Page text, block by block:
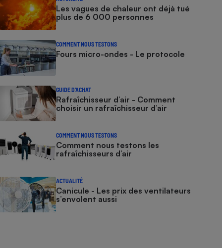
Les vagues de chaleur ont déjà tué
plus de 6 000 personnes
COMMENT NOUS TESTONS
Fours micro-ondes - Le protocole
GUIDE D'ACHAT
Rafraîchisseur d’air - Comment
choisir un rafraîchisseur d’air
COMMENT NOUS TESTONS
Comment nous testons les
rafraîchisseurs d’air
ACTUALITÉ
Canicule - Les prix des ventilateurs
s’envolent aussi